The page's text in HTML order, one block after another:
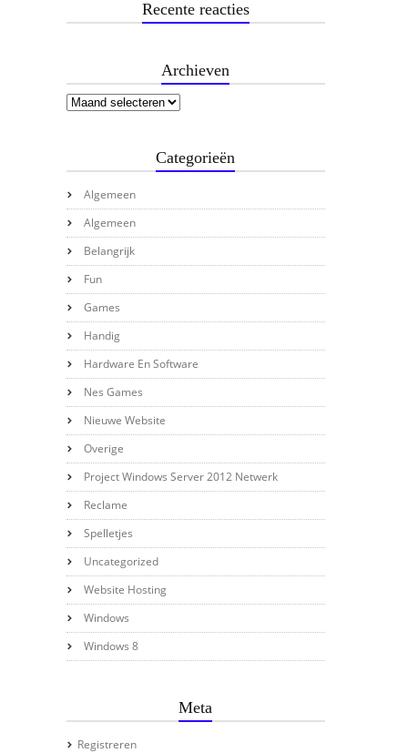
Recente reacties
Archieven
Categorieën
Algemeen
Algemeen
Belangrijk
Fun
Games
Handig
Hardware En Software
Nes Games
Nieuwe Website
Overige
Project Windows Server 2012 Netwerk
Reclame
Spelletjes
Uncategorized
Website Hosting
Windows
Windows 8
Meta
Registreren